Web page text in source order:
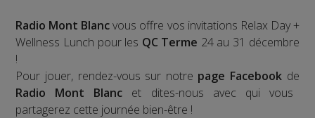
Radio Mont Blancvous offre vos invitations Relax Day +
Wellness Lunch pour les QC Terme 24 au 31 décembre
!
Pour jouer, rendez-vous sur notre page Facebook de
Radio Mont Blanc et dites-nous avec qui vous
partagerez cette journée bien-être !